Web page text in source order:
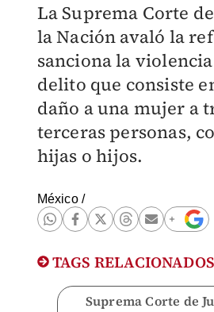
La Suprema Corte
la Nación avaló la
sanciona la
delito que consiste
daño a una mujer a
terceras personas,
hijas o hijos.
México/
TAGS
Suprema Corte de